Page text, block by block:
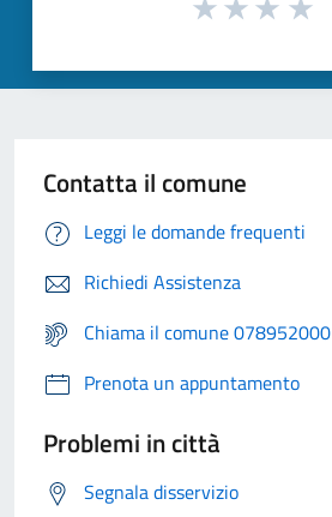
Contatta il comune
Leggi le domande frequenti
Richiedi Assistenza
Chiama il comune 078952000
Prenota un appuntamento
Problemi in città
Segnala disservizio